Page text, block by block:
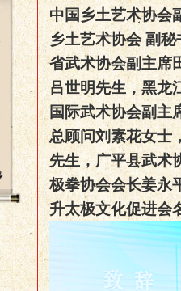
中国乡土艺术协会
乡土艺术协会 副秘
省武术协会副主席
吕世明先生，黑龙
国际武术协会副主
总顾问刘素花女士
先生，广平县武术
极拳协会会长姜永
升太极文化促进会